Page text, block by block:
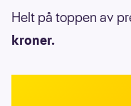
Helt på toppen av
kroner.